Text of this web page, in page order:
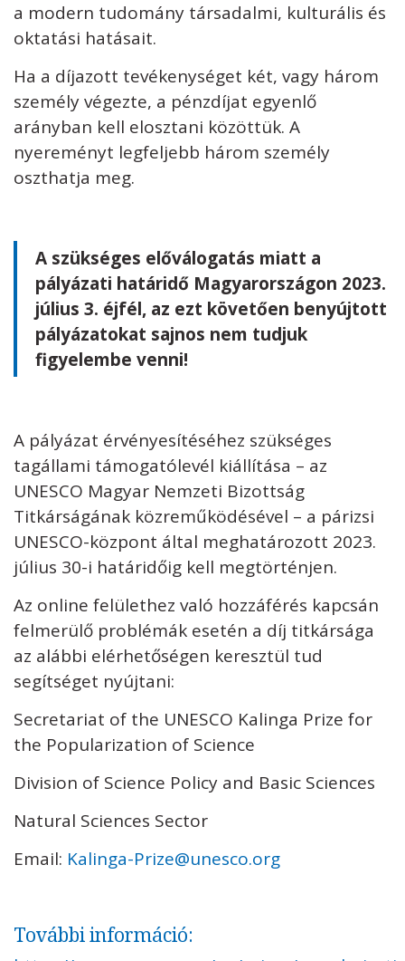
a modern tudomány társadalmi, kulturális és
oktatási hatásait.
Ha a díjazott tevékenységet két, vagy három
személy végezte, a pénzdíjat egyenlő
arányban kell elosztani közöttük. A
nyereményt legfeljebb három személy
oszthatja meg.
A szükséges előválogatás miatt a
pályázati határidő Magyarországon 2023.
július 3. éjfél, az ezt követően benyújtott
pályázatokat sajnos nem tudjuk
figyelembe venni!
A pályázat érvényesítéséhez szükséges
tagállami támogatólevél kiállítása – az
UNESCO Magyar Nemzeti Bizottság
Titkárságának közreműködésével – a párizsi
UNESCO-központ által meghatározott 2023.
július 30-i határidőig kell megtörténjen.
Az online felülethez való hozzáférés kapcsán
felmerülő problémák esetén a díj titkársága
az alábbi elérhetőségen keresztül tud
segítséget nyújtani:
Secretariat of the UNESCO Kalinga Prize for
the Popularization of Science
Division of Science Policy and Basic Sciences
Natural Sciences Sector
Email: Kalinga-Prize@unesco.org
További információ: